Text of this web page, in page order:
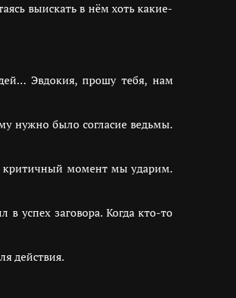
выискать в нём хоть какие-
Эвдокия, прошу тебя, нам
нужно было согласие ведьмы.
критичный момент мы ударим.
успех заговора. Когда кто-то
действия.